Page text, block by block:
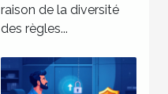
raison de la diversité
des règles...